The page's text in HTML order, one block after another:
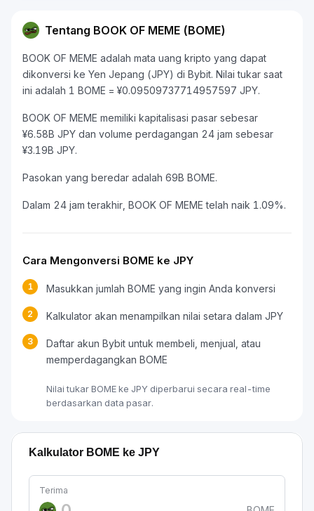
Tentang BOOK OF MEME (BOME)
BOOK OF MEME adalah mata uang kripto yang dapat
dikonversi ke Yen Jepang (JPY) di Bybit. Nilai tukar saat
ini adalah 1 BOME = ¥0.09509737714957597 JPY.
BOOK OF MEME memiliki kapitalisasi pasar sebesar
¥6.58B JPY dan volume perdagangan 24 jam sebesar
¥3.19B JPY.
Pasokan yang beredar adalah 69B BOME.
Dalam 24 jam terakhir, BOOK OF MEME telah naik 1.09%.
Cara Mengonversi BOME ke JPY
1 Masukkan jumlah BOME yang ingin Anda konversi
2 Kalkulator akan menampilkan nilai setara dalam JPY
3
Daftar akun Bybit untuk membeli, menjual, atau
memperdagangkan BOME
Nilai tukar BOME ke JPY diperbarui secara real-time
berdasarkan data pasar.
Kalkulator BOME ke JPY
Terima